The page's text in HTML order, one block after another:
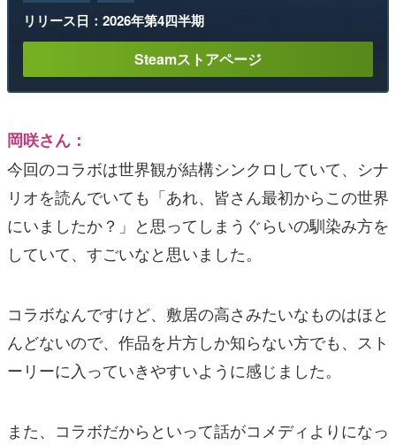
リリース日：2026年第4四半期
Steamストアページ
岡咲さん：
今回のコラボは世界観が結構シンクロしていて、シナ
リオを読んでいても「あれ、皆さん最初からこの世界
にいましたか？」と思ってしまうぐらいの馴染み方を
していて、すごいなと思いました。
コラボなんですけど、敷居の高さみたいなものはほと
んどないので、作品を片方しか知らない方でも、スト
ーリーに入っていきやすいように感じました。
また、コラボだからといって話がコメディよりになっ